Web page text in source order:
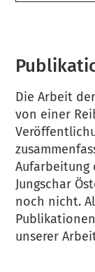
Die Arbeit
von einer
Aufarbeitung
Jungschar
noch nicht.
unserer